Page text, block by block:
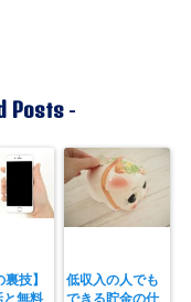
Posts-
裏技】
と無料
低収入の人でも
できる貯金の仕